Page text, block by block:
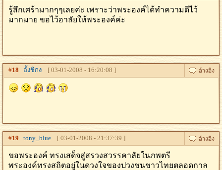
รู้สึกเศร้ามากๆๆเลยค่ะ เพราะว่าพระองค์ได้ทำความดีไว้
มากมาย ขอไว้อาลัยให้พระองค์ค่ะ
#18 อั้งชิกง [ 03-01-2008 - 16:20:08 ]
#19 tony_blue [ 03-01-2008 - 21:37:39 ]
ขอพระองค์ ทรงเสด็จสู่สรวงสวรรคาลัยในภพตรี
พระองค์ทรงสถิตอยู่ในดวงใจของปวงชนชาวไทยตลอดกาล